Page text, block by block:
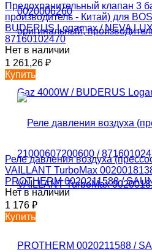
Предохранительный клапан 3
производитель - Китай) для
BUDERUS Logamax / NEVA
87160102470
Нет в наличии
1 261,26 ₽
Купить
Реле давления воздуха
VAILLANT TurboMax
PROTHERM 0020211588 /
Нет в наличии
1 176 ₽
Купить